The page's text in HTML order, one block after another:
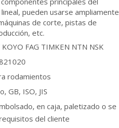
pueden usarse ampliamente
de corte, pistas de
etc.
KOYO FAG TIMKEN NTN NSK
rodamientos
GB, ISO, JIS
en caja, paletizado o se
del cliente